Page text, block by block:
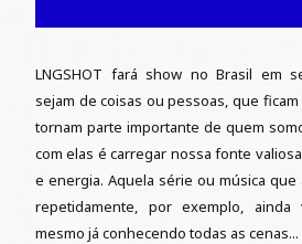
LNGSHOT fará show no Brasil em
sejam de coisas ou pessoas, que
tornam parte importante de quem
com elas é carregar nossa fonte
e energia. Aquela série ou música
repetidamente, por exemplo,
mesmo já conhecendo todas as cenas...